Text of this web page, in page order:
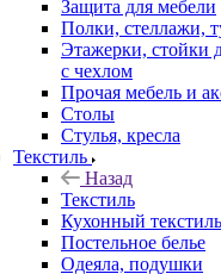
Защита для мебели
Полки, стеллажи,
Этажерки, стойки
с чехлом
Прочая мебель и
Столы
Стулья, кресла
Текстиль
Назад
Текстиль
Кухонный текстиль
Постельное белье
Одеяла, подушки